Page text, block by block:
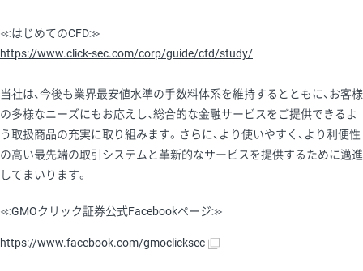
≪はじめてのCFD≫
https://www.click-sec.com/corp/guide/cfd/study/
当社は、今後も業界最安値水準の手数料体系を維持するとともに、お客様
の多様なニーズにもお応えし、総合的な金融サービスをご提供できるよ
う取扱商品の充実に取り組みます。さらに、より使いやすく、より利便性
の高い最先端の取引システムと革新的なサービスを提供するために邁進
してまいります。
≪GMOクリック証券公式Facebookページ≫
https://www.facebook.com/gmoclicksec